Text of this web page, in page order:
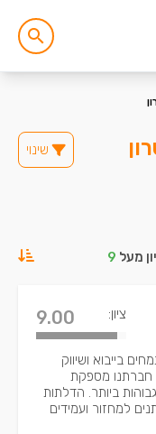
שינוי
מעל 9
ציון: 9.00
בייבוא ושיווק
חברתנו מספקת
ביותר. הדלתות
למחזור ועמידים